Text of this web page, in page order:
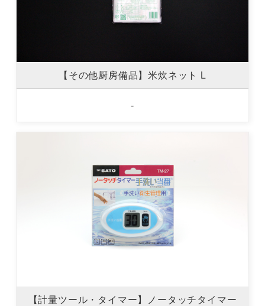
【その他厨房備品】米炊ネット L
-
【計量ツール・タイマー】ノータッチタイマー